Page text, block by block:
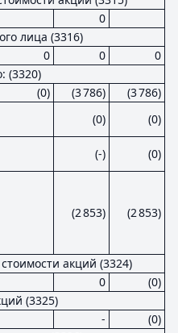
0
лица (3316)
0 0
0
(3320)
(0) (3 786)
(3 786)
(0)
(0)
(-)
(0)
(2 853) (2 853)
акций (3324)
0
(0)
(3325)
-
(0)